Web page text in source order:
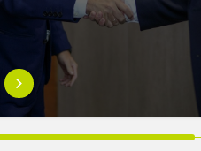
Saber
más
sobreMikel
Jauregi